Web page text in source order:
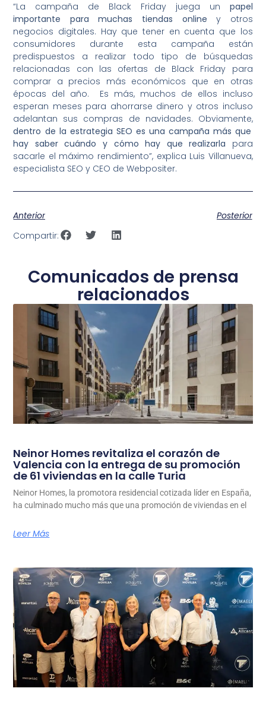
“La campaña de Black Friday juega un papel
importante para muchas tiendas online y otros
negocios digitales. Hay que tener en cuenta que los
consumidores durante esta campaña están
predispuestos a realizar todo tipo de búsquedas
relacionadas con las ofertas de Black Friday para
comprar a precios más económicos que en otras
épocas del año. Es más, muchos de ellos incluso
esperan meses para ahorrarse dinero y otros incluso
adelantan sus compras de navidades. Obviamente,
dentro de la estrategia SEO es una campaña más que
hay saber cuándo y cómo hay que realizarla para
sacarle el máximo rendimiento”, explica Luis Villanueva,
especialista SEO y CEO de Webpositer.
Anterior
Posterior
Compartir:
Comunicados de prensa
relacionados
Neinor Homes revitaliza el corazón de
Valencia con la entrega de su promoción
de 61 viviendas en la calle Turia
Neinor Homes, la promotora residencial cotizada líder en España,
ha culminado mucho más que una promoción de viviendas en el
Leer Más